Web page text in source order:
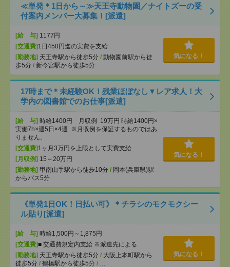
≪単発＊1日から～≫天王寺動物園／ナイトズーの受
付案内メンバー大募集！[派遣]
[給 与] 1177円
[交通費] 1日450円迄の実費を支給
[勤務地] 天王寺駅から徒歩5分 / 動物園前駅から徒
歩5分 / 新今宮駅から徒歩5分
気になる！
17時まで＊未経験OK！残業ほぼなし▼レア求人！大
学内の図書館でのお仕事[派遣]
[給 与] 時給1400円 月収例 19万円 時給1400円×
実働7h×週5日×4週 ※月収例を保証するものではあ
りません。
[交通費] 1ヶ月3万円を上限として実費支給
[月収例] 15～20万円
[勤務地] 甲南山手駅から徒歩10分 / 岡本(兵庫県)駅
からバス5分
気になる！
《単発1日OK！日払い可》＊チラシのモクモクシー
ル貼り[派遣]
[給 与] 時給1,500円～1,875円
[交通費]■ 交通費規定内支給 ※派遣先による
[勤務地] 天王寺駅から徒歩5分 / 大阪上本町駅から
徒歩5分 / 鶴橋駅から徒歩5分 / …
気になる！